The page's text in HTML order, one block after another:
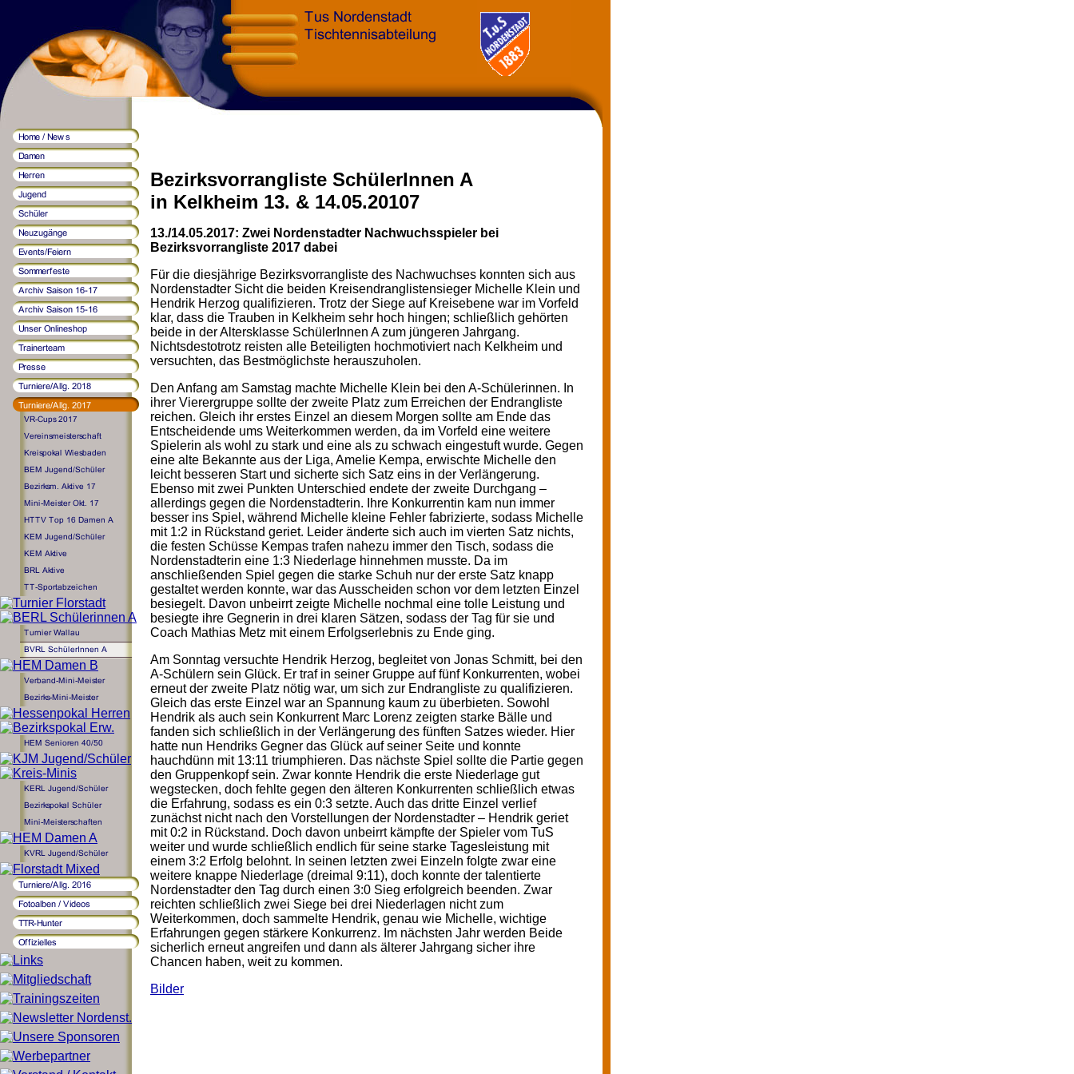
Bezirksvorrangliste SchülerInnen A
in Kelkheim 13. & 14.05.20107
13./14.05.2017: Zwei Nordenstadter Nachwuchsspieler bei
Bezirksvorrangliste 2017 dabei
Für die diesjährige Bezirksvorrangliste des Nachwuchses konnten sich aus
Nordenstadter Sicht die beiden Kreisendranglistensieger Michelle Klein und
Hendrik Herzog qualifizieren. Trotz der Siege auf Kreisebene war im Vorfeld
klar, dass die Trauben in Kelkheim sehr hoch hingen; schließlich gehörten
beide in der Altersklasse SchülerInnen A zum jüngeren Jahrgang.
Nichtsdestotrotz reisten alle Beteiligten hochmotiviert nach Kelkheim und
versuchten, das Bestmöglichste herauszuholen.
Den Anfang am Samstag machte Michelle Klein bei den A-Schülerinnen. In
ihrer Vierergruppe sollte der zweite Platz zum Erreichen der Endrangliste
reichen. Gleich ihr erstes Einzel an diesem Morgen sollte am Ende das
Entscheidende ums Weiterkommen werden, da im Vorfeld eine weitere
Spielerin als wohl zu stark und eine als zu schwach eingestuft wurde. Gegen
eine alte Bekannte aus der Liga, Amelie Kempa, erwischte Michelle den
leicht besseren Start und sicherte sich Satz eins in der Verlängerung.
Ebenso mit zwei Punkten Unterschied endete der zweite Durchgang –
allerdings gegen die Nordenstadterin. Ihre Konkurrentin kam nun immer
besser ins Spiel, während Michelle kleine Fehler fabrizierte, sodass Michelle
mit 1:2 in Rückstand geriet. Leider änderte sich auch im vierten Satz nichts,
die festen Schüsse Kempas trafen nahezu immer den Tisch, sodass die
Nordenstadterin eine 1:3 Niederlage hinnehmen musste. Da im
anschließenden Spiel gegen die starke Schuh nur der erste Satz knapp
gestaltet werden konnte, war das Ausscheiden schon vor dem letzten Einzel
besiegelt. Davon unbeirrt zeigte Michelle nochmal eine tolle Leistung und
besiegte ihre Gegnerin in drei klaren Sätzen, sodass der Tag für sie und
Coach Mathias Metz mit einem Erfolgserlebnis zu Ende ging.
Am Sonntag versuchte Hendrik Herzog, begleitet von Jonas Schmitt, bei den
A-Schülern sein Glück. Er traf in seiner Gruppe auf fünf Konkurrenten, wobei
erneut der zweite Platz nötig war, um sich zur Endrangliste zu qualifizieren.
Gleich das erste Einzel war an Spannung kaum zu überbieten. Sowohl
Hendrik als auch sein Konkurrent Marc Lorenz zeigten starke Bälle und
fanden sich schließlich in der Verlängerung des fünften Satzes wieder. Hier
hatte nun Hendriks Gegner das Glück auf seiner Seite und konnte
hauchdünn mit 13:11 triumphieren. Das nächste Spiel sollte die Partie gegen
den Gruppenkopf sein. Zwar konnte Hendrik die erste Niederlage gut
wegstecken, doch fehlte gegen den älteren Konkurrenten schließlich etwas
die Erfahrung, sodass es ein 0:3 setzte. Auch das dritte Einzel verlief
zunächst nicht nach den Vorstellungen der Nordenstadter – Hendrik geriet
mit 0:2 in Rückstand. Doch davon unbeirrt kämpfte der Spieler vom TuS
weiter und wurde schließlich endlich für seine starke Tagesleistung mit
einem 3:2 Erfolg belohnt. In seinen letzten zwei Einzeln folgte zwar eine
weitere knappe Niederlage (dreimal 9:11), doch konnte der talentierte
Nordenstadter den Tag durch einen 3:0 Sieg erfolgreich beenden. Zwar
reichten schließlich zwei Siege bei drei Niederlagen nicht zum
Weiterkommen, doch sammelte Hendrik, genau wie Michelle, wichtige
Erfahrungen gegen stärkere Konkurrenz. Im nächsten Jahr werden Beide
sicherlich erneut angreifen und dann als älterer Jahrgang sicher ihre
Chancen haben, weit zu kommen.
Bilder